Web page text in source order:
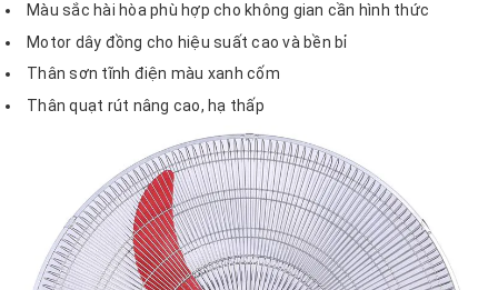
Màu sắc hài hòa phù hợp cho không gian cần hình thức
Motor dây đồng cho hiệu suất cao và bền bỉ
Thân sơn tĩnh điện màu xanh cốm
Thân quạt rút nâng cao, hạ thấp